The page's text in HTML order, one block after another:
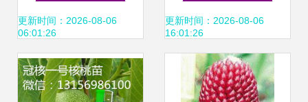
法解决农作物种苗
难题
更新时间：2026-08-06
06:01:26
齐，助力扶贫还能
买买买
更新时间：2026-08-06
16:01:26